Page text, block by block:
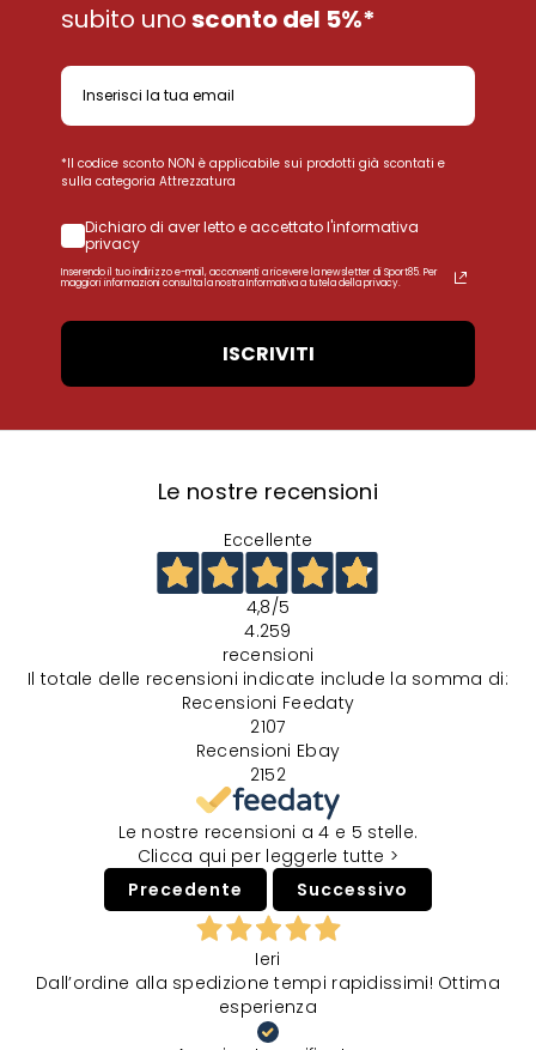
subito unosconto del 5%*
*Il codice sconto NON è applicabile sui prodotti già scontati e
sulla categoria Attrezzatura
Dichiaro di aver letto e accettato l'informativa
privacy
Inserendo il tuo indirizzo e-mail, acconsenti a ricevere la newsletter di Sport85. Per
maggiori informazioni consulta la nostra Informativa a tutela della privacy.
ISCRIVITI
Le nostre recensioni
Eccellente
4,8/5
4.259
recensioni
Il totale delle recensioni indicate include la somma di:
Recensioni Feedaty
2107
Recensioni Ebay
2152
Le nostre recensioni a 4 e 5 stelle.
Clicca qui per leggerle tutte >
Precedente
Successivo
Ieri
Dall’ordine alla spedizione tempi rapidissimi! Ottima
esperienza